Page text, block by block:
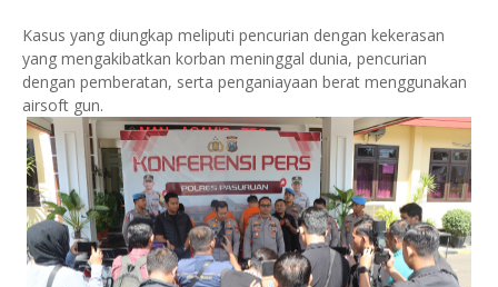
Kasus yang diungkap meliputi pencurian dengan kekerasan
yang mengakibatkan korban meninggal dunia, pencurian
dengan pemberatan, serta penganiayaan berat menggunakan
airsoft gun.